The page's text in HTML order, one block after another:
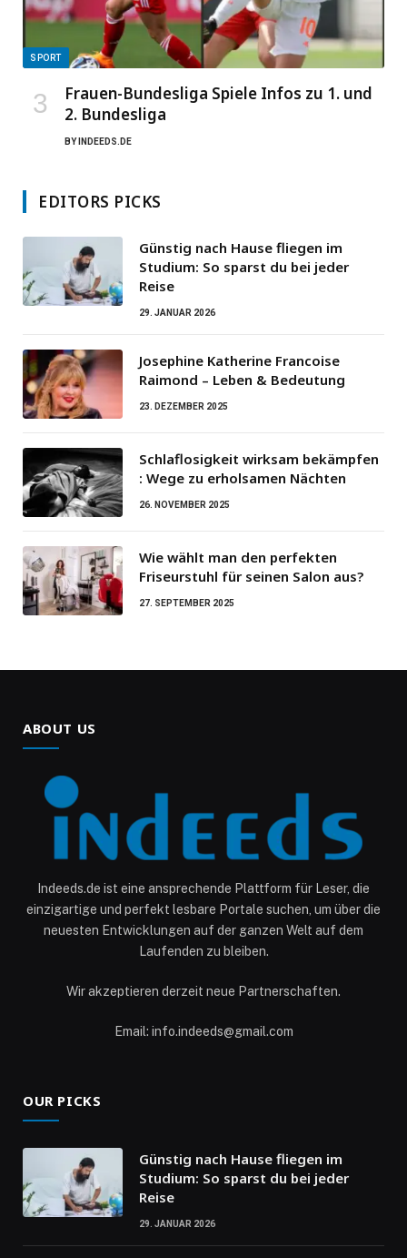
SPORT
Frauen-Bundesliga Spiele Infos zu 1. und
2. Bundesliga
BY INDEEDS.DE
EDITORS PICKS
Günstig nach Hause fliegen im
Studium: So sparst du bei jeder
Reise
29. JANUAR 2026
Josephine Katherine Francoise
Raimond – Leben & Bedeutung
23. DEZEMBER 2025
Schlaflosigkeit wirksam bekämpfen
: Wege zu erholsamen Nächten
26. NOVEMBER 2025
Wie wählt man den perfekten
Friseurstuhl für seinen Salon aus?
27. SEPTEMBER 2025
ABOUT US
Indeeds.de ist eine ansprechende Plattform für Leser, die
einzigartige und perfekt lesbare Portale suchen, um über die
neuesten Entwicklungen auf der ganzen Welt auf dem
Laufenden zu bleiben.
Wir akzeptieren derzeit neue Partnerschaften.
Email: info.indeeds@gmail.com
OUR PICKS
Günstig nach Hause fliegen im
Studium: So sparst du bei jeder
Reise
29. JANUAR 2026